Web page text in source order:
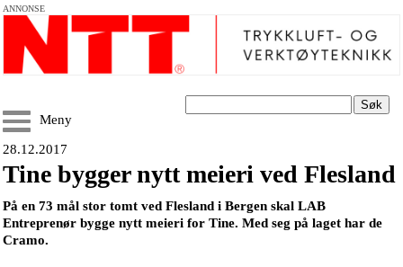
ANNONSE
Søk
Meny
28.12.2017
Tine bygger nytt meieri ved Flesland
På en 73 mål stor tomt ved Flesland i Bergen skal LAB
Entreprenør bygge nytt meieri for Tine. Med seg på laget har de
Cramo.